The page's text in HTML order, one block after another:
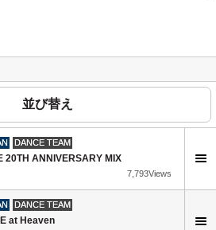
並び替え
DANCE TEAM
20TH ANNIVERSARY MIX
7,793Views
DANCE TEAM
at Heaven